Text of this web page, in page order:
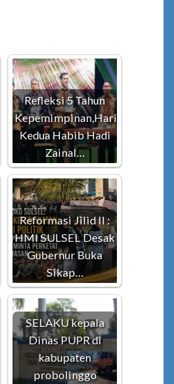
Refleksi 5 Tahun
Kepemimpinan,Hari
Kedua Habib Hadi
Zainal…
Reformasi Jilid II :
HMI SULSEL Desak
Gubernur Buka
Sikap…
SELAKU kepala
Dinas PUPR di
kabupaten
probolinggo